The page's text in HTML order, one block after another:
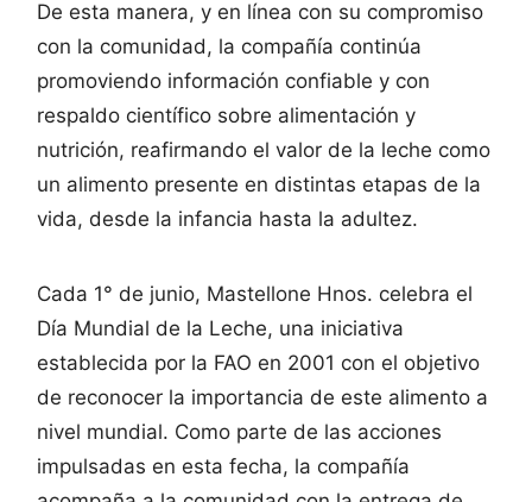
De esta manera, y en línea con su compromiso
con la comunidad, la compañía continúa
promoviendo información confiable y con
respaldo científico sobre alimentación y
nutrición, reafirmando el valor de la leche como
un alimento presente en distintas etapas de la
vida, desde la infancia hasta la adultez.
Cada 1° de junio, Mastellone Hnos. celebra el
Día Mundial de la Leche, una iniciativa
establecida por la FAO en 2001 con el objetivo
de reconocer la importancia de este alimento a
nivel mundial. Como parte de las acciones
impulsadas en esta fecha, la compañía